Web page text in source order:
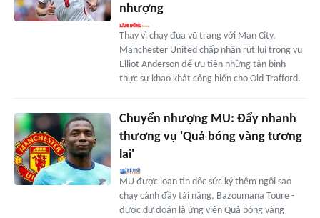
nhượng
Thay vì chạy đua vũ trang với Man City,
Manchester United chấp nhận rút lui trong vụ
Elliot Anderson để ưu tiên những tân binh
thực sự khao khát cống hiến cho Old Trafford.
Chuyển nhượng MU: Đẩy nhanh
thương vụ 'Quả bóng vàng tương
lai'
MU được loan tin dốc sức ký thêm ngôi sao
chạy cánh đầy tài năng, Bazoumana Toure -
được dự đoán là ứng viên Quả bóng vàng